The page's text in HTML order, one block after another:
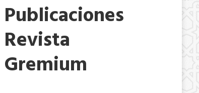
Publicaciones
Revista
Gremium